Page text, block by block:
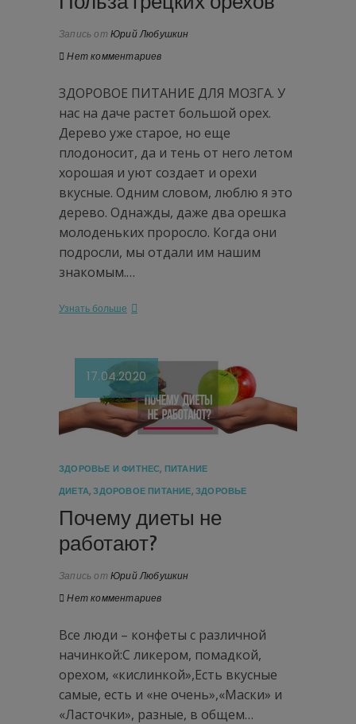
Запись от Юрий Любушкин
Нет комментариев
ЗДОРОВОЕ ПИТАНИЕ ДЛЯ МОЗГА. У
нас на даче растет большой орех.
Дерево уже старое, но еще
плодоносит, да и тень от него летом
хорошая и уют создает и орехи
вкусные. Одним словом, люблю я это
дерево. Однажды, даже два орешка
молоденьких проросло. Когда они
подросли, мы отдали им нашим
знакомым.…
Узнать больше
17.04.2020
ЗДОРОВЬЕ И ФИТНЕС, ПИТАНИЕ
ДИЕТА,ЗДОРОВОЕ ПИТАНИЕ,ЗДОРОВЬЕ
Почему диеты не
работают?
Запись от Юрий Любушкин
Нет комментариев
Все люди – конфеты с различной
начинкой:С ликером, помадкой,
орехом, «кислинкой»,Есть вкусные
самые, есть и «не очень»,«Маски» и
«Ласточки», разные, в общем…